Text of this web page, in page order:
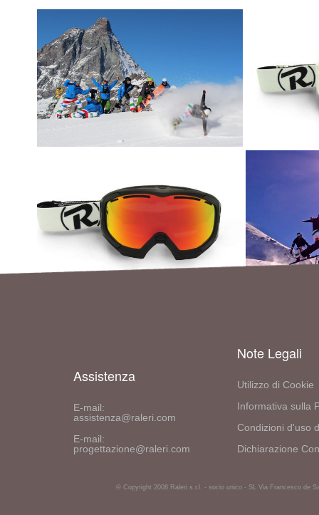
Assistenza
E-mail:
assistenza@raleri.com
E-mail:
progettazione@raleri.com
Note Legali
Utilizzo di Cookie
Informativa sulla
Condizioni d'uso
Dichiarazione
© Copyright 2008 Raleri s.r.l. - socio unico - SL Via Francesco de